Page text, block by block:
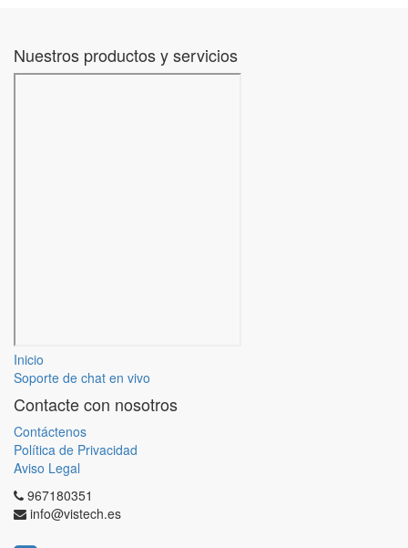
Nuestros productos y servicios
Inicio
Soporte de chat en vivo
Contacte con nosotros
Contáctenos
Política de Privacidad
Aviso Legal
967180351
info@vistech.es